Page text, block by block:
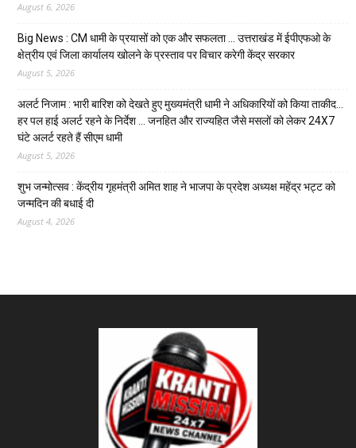
August 6, 2026
Big News : CM धामी के प्रयासों को एक और सफलता … उत्तराखंड में ईपीएफओ के
क्षेत्रीय एवं जिला कार्यालय खोलने के प्रस्ताव पर विचार करेगी केंद्र सरकार
August 5, 2026
अलर्ट निजाम : भारी बारिश को देखते हुए मुख्यमंत्री धामी ने अधिकारियों को किया ताकीद…
हर पल हाई अलर्ट रहने के निर्देश … जनहित और राज्यहित जैसे मसलों को लेकर 24X7
घंटे अलर्ट रहते हैं सीएम धामी
August 5, 2026
शुभ जन्मोत्सव : केंद्रीय गृहमंत्री अमित शाह ने भाजपा के प्रदेश अध्यक्ष महेंद्र भट्ट को
जन्मदिन की बधाई दी
August 4, 2026